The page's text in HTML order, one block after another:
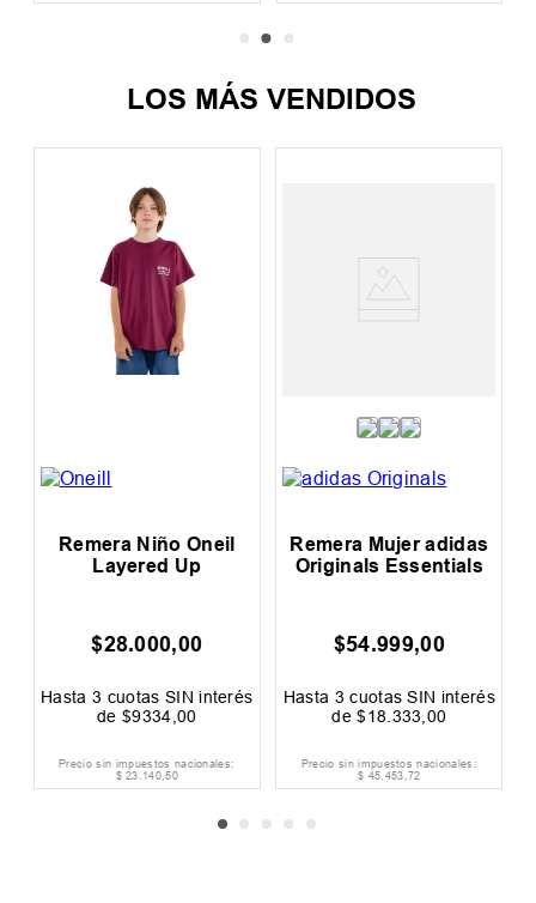
LOS MÁS VENDIDOS
Remera Niño Oneil
Layered Up
$28.000,00
Hasta 3 cuotas SIN interés
de $9334 00
Precio sin impuestos nacionales:
$ 23.140,50
Remera Mujer adidas
Originals Essentials
$54.999,00
Hasta 3cuotas SIN interés
de$18 333 00
Precio sin impuestos nacionales:
$ 45.453,72